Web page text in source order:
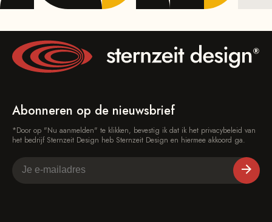
Abonneren op de nieuwsbrief
*Door op "Nu aanmelden" te klikken, bevestig ik dat ik het privacybeleid van
het bedrijf Sternzeit Design heb Sternzeit Design en hiermee akkoord ga.